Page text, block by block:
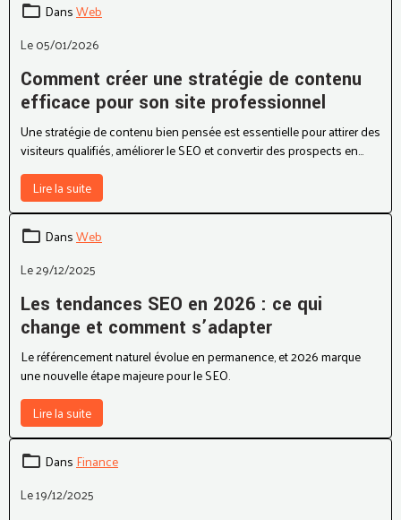
Comment créer une stratégie de contenu
efficace pour son site professionnel
Une stratégie de contenu bien pensée est essentielle pour attirer des
visiteurs qualifiés, améliorer le SEO et convertir des prospects en
clients.
Lire la suite
Les tendances SEO en 2026 : ce qui
change et comment s’adapter
Le référencement naturel évolue en permanence, et 2026 marque
une nouvelle étape majeure pour le SEO.
Lire la suite